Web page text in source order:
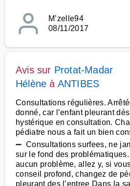
M’zelle94
08/11/2017
Avis sur Protat-Madar
Hélène à ANTIBES
Consultations régulières.
donné, car l’enfant pleurant
hystérique en consultation.
pédiatre nous a fait un bien
➖ Consultations surfees, ne
sur le fond des problématiques.
aucun problème, allez y, si
conseil profond, changez de
pleurant des l’entree Dans la